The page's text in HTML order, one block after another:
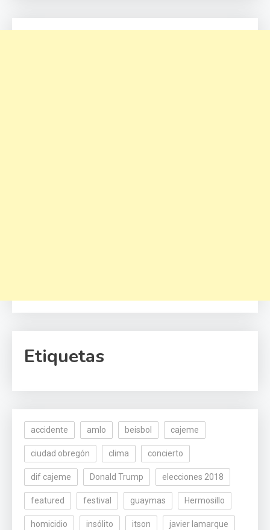
Etiquetas
accidente amlo beisbol cajeme
ciudad obregón clima concierto
dif cajeme Donald Trump elecciones 2018
featured festival guaymas Hermosillo
homicidio insólito itson javier lamarque